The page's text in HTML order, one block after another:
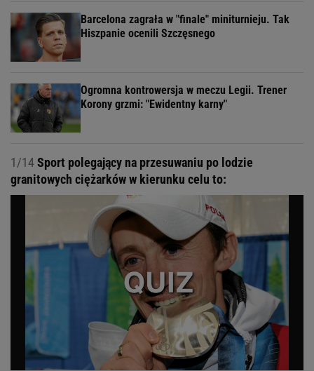
Barcelona zagrała w "finale" miniturnieju. Tak
Hiszpanie ocenili Szczęsnego
Ogromna kontrowersja w meczu Legii. Trener
Korony grzmi: "Ewidentny karny"
1/14Sport polegający na przesuwaniu po lodzie
granitowych ciężarków w kierunku celu to: